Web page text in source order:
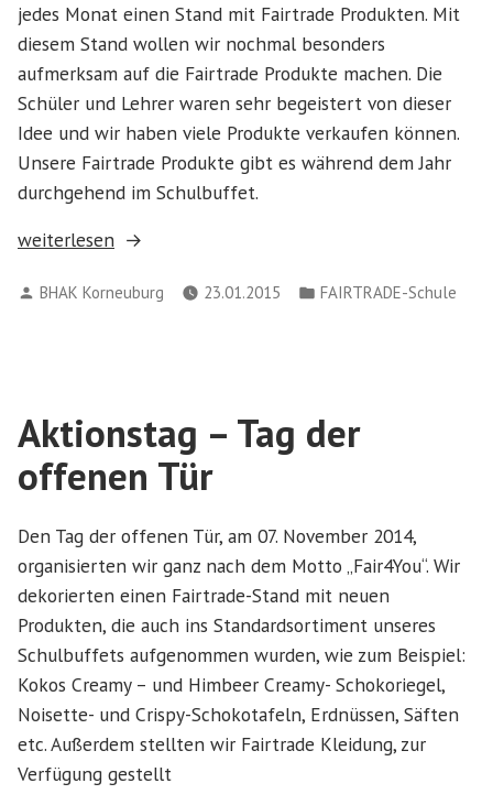
jedes Monat einen Stand mit Fairtrade Produkten. Mit
diesem Stand wollen wir nochmal besonders
aufmerksam auf die Fairtrade Produkte machen. Die
Schüler und Lehrer waren sehr begeistert von dieser
Idee und wir haben viele Produkte verkaufen können.
Unsere Fairtrade Produkte gibt es während dem Jahr
durchgehend im Schulbuffet.
„Fairtrade
an
weiterlesen
Verfasst
BHAK Korneuburg 23.01.2015
Veröffentlicht
FAIRTRADE-Schule
Aktionstag – Tag der
offenen Tür
Den Tag der offenen Tür, am 07. November 2014,
organisierten wir ganz nach dem Motto „Fair4You“. Wir
dekorierten einen Fairtrade-Stand mit neuen
Produkten, die auch ins Standardsortiment unseres
Schulbuffets aufgenommen wurden, wie zum Beispiel:
Kokos Creamy – und Himbeer Creamy- Schokoriegel,
Noisette- und Crispy-Schokotafeln, Erdnüssen, Säften
etc. Außerdem stellten wir Fairtrade Kleidung, zur
Verfügung gestellt